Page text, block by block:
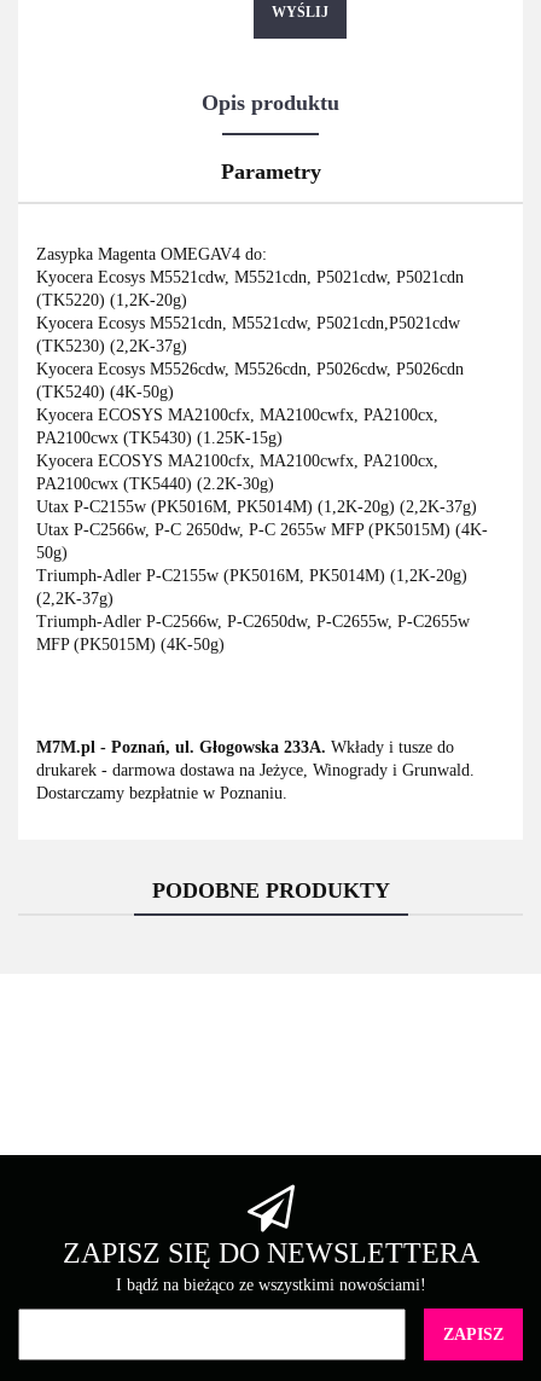
WYŚLIJ
Opis produktu
Parametry
Zasypka Magenta OMEGAV4 do:
Kyocera Ecosys M5521cdw, M5521cdn, P5021cdw, P5021cdn
(TK5220) (1,2K-20g)
Kyocera Ecosys M5521cdn, M5521cdw, P5021cdn,P5021cdw
(TK5230) (2,2K-37g)
Kyocera Ecosys M5526cdw, M5526cdn, P5026cdw, P5026cdn
(TK5240) (4K-50g)
Kyocera ECOSYS MA2100cfx, MA2100cwfx, PA2100cx,
PA2100cwx (TK5430) (1.25K-15g)
Kyocera ECOSYS MA2100cfx, MA2100cwfx, PA2100cx,
PA2100cwx (TK5440) (2.2K-30g)
Utax P-C2155w (PK5016M, PK5014M) (1,2K-20g) (2,2K-37g)
Utax P-C2566w, P-C 2650dw, P-C 2655w MFP (PK5015M) (4K-
50g)
Triumph-Adler P-C2155w (PK5016M, PK5014M) (1,2K-20g)
(2,2K-37g)
Triumph-Adler P-C2566w, P-C2650dw, P-C2655w, P-C2655w
MFP (PK5015M) (4K-50g)
M7M.pl - Poznań, ul. Głogowska 233A. Wkłady i tusze do
drukarek - darmowa dostawa na Jeżyce, Winogrady i Grunwald.
Dostarczamy bezpłatnie w Poznaniu.
PODOBNE PRODUKTY
Brother
ZAPISZ SIĘ DO NEWSLETTERA
I bądź na bieżąco ze wszystkimi nowościami!